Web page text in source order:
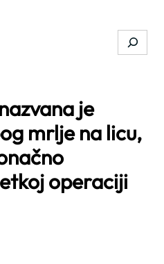
Search
je
mrlje na licu,
operaciji